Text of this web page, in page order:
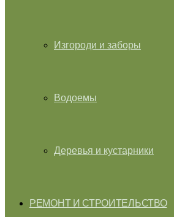
Изгороди и заборы
Водоемы
Деревья и кустарники
РЕМОНТ И СТРОИТЕЛЬСТВО